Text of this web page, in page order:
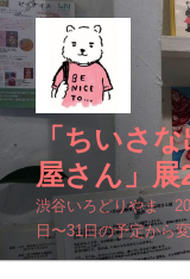
コ
ン
テ
ン
ス
キ
ッ
「ちいさ
屋さん」展
渋谷いろどりやま
日〜31日の予定から